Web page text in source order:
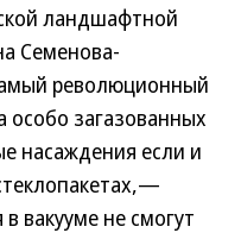
ландшафтной
Семенова-
революционный
загазованных
насаждения если и
вакууме не смогут